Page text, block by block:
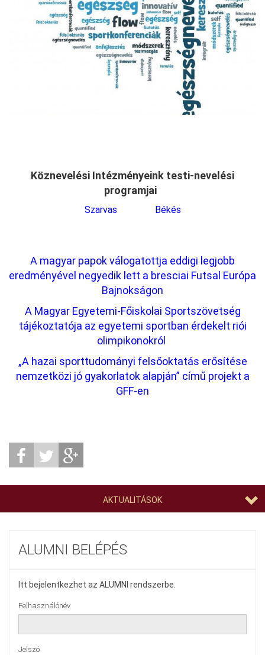
Köznevelési Intézményeink testi-nevelési
programjai
Szarvas Békés
A magyar papok válogatottja eddigi legjobb
eredményével negyedik lett a bresciai Futsal Európa
Bajnokságon
A Magyar Egyetemi-Főiskolai Sportszövetség
tájékoztatója az egyetemi sportban érdekelt riói
olimpikonokról
„A hazai sporttudományi felsőoktatás erősítése
nemzetközi jó gyakorlatok alapján” című projekt a
GFF-en
AKTUALITÁSOK
ALUMNI BELÉPÉS
Itt bejelentkezhet az ALUMNI rendszerbe.
Felhasználónév
Jelszó